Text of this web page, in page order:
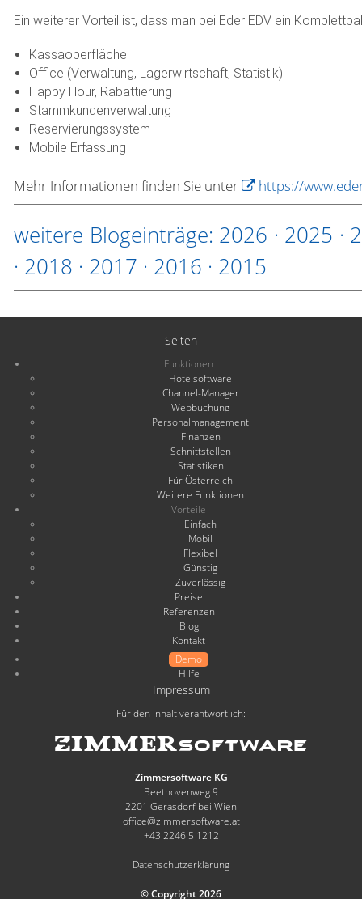
Ein weiterer Vorteil ist, dass man bei Eder EDV ein
Kassaoberfläche
Office (Verwaltung, Lagerwirtschaft, Statistik)
Happy Hour, Rabattierung
Stammkundenverwaltung
Reservierungssystem
Mobile Erfassung
Mehr Informationen finden Sie unter https://
weitere Blogeinträge: 2026 · 2025 ·
· 2018 · 2017 · 2016 · 2015
Seiten
Funktionen
Hotelsoftware
Channel-Manager
Webbuchung
Personalmanagement
Finanzen
Schnittstellen
Statistiken
Für Österreich
Weitere Funktionen
Vorteile
Einfach
Mobil
Flexibel
Günstig
Zuverlässig
Preise
Referenzen
Blog
Kontakt
Demo
Hilfe
Impressum
Für den Inhalt verantwortlich:
Zimmersoftware KG
Beethovenweg 9
2201 Gerasdorf bei Wien
office@zimmersoftware.at
+43 2246 5 1212
Datenschutzerklärung
© Copyright 2026